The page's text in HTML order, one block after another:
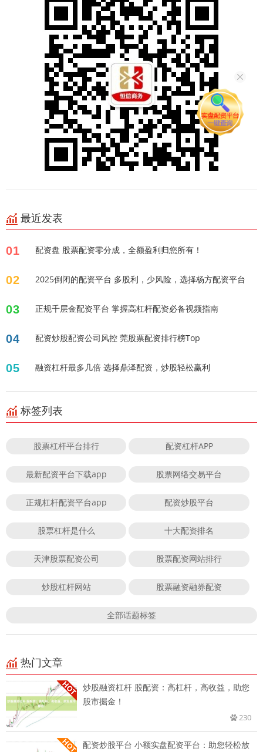
最近发表
01 配资盘 股票配资零分成，全额盈利归您所有！
02 2025倒闭的配资平台 多股利，少风险，选择杨方配资平台
03 正规千层金配资平台 掌握高杠杆配资必备视频指南
04 配资炒股配资公司风控 莞股票配资排行榜Top
05 融资杠杆最多几倍 选择鼎泽配资，炒股轻松赢利
标签列表
股票杠杆平台排行 配资杠杆APP
最新配资平台下载app 股票网络交易平台
正规杠杆配资平台app 配资炒股平台
股票杠杆是什么 十大配资排名
天津股票配资公司 股票配资网站排行
炒股杠杆网站 股票融资融券配资
全部话题标签
热门文章
炒股融资杠杆 股配资：高杠杆，高收益，助您
股市掘金！
230
配资炒股平台 小额实盘配资平台：助您轻松放